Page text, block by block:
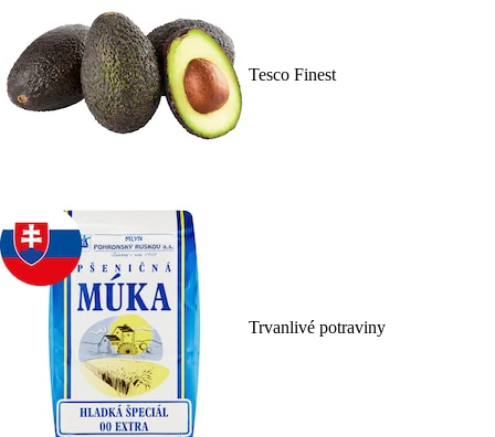
Tesco Finest
Trvanlivé potraviny